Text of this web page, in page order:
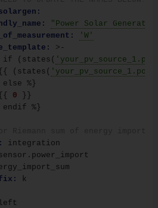
"Power Solar
'W'
>-
if ( states (
{ { ( states (
else %}
{ { 0 } }
endif %}
integration
k